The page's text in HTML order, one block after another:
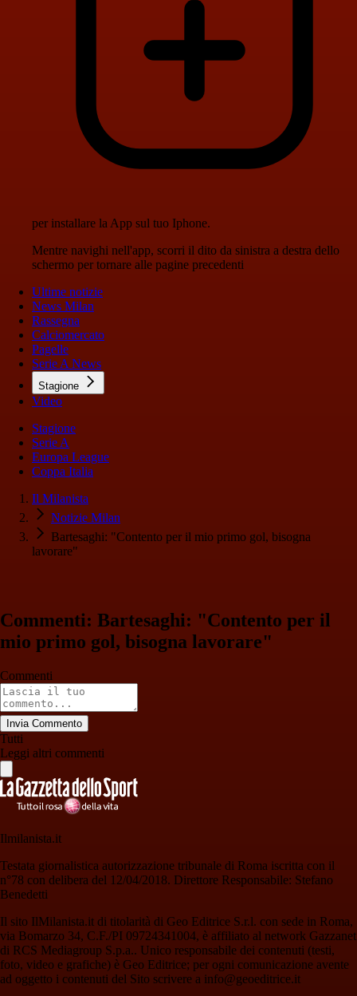
per installare la App sul tuo Iphone.
Mentre navighi nell'app, scorri il dito da sinistra a destra dello
schermo per tornare alle pagine precedenti
Ultime notizie
News Milan
Rassegna
Calciomercato
Pagelle
Serie A News
Stagione
Video
Stagione
Serie A
Europa League
Coppa Italia
Il Milanista
Notizie Milan
Bartesaghi: "Contento per il mio primo gol, bisogna
lavorare"
Commenti: Bartesaghi: "Contento per il
mio primo gol, bisogna lavorare"
Commenti
Invia Commento
Tutti
Leggi altri commenti
Ilmilanista.it
Testata giornalistica autorizzazione tribunale di Roma iscritta con il
n°78 con delibera del 12/04/2018. Direttore Responsabile: Stefano
Benedetti
Il sito IlMilanista.it di titolarità di Geo Editrice S.r.l. con sede in Roma,
via Bomarzo 34, C.F./PI 09724341004, è affiliato al network Gazzanet
di RCS Mediagroup S.p.a.. Unico responsabile dei contenuti (testi,
foto, video e grafiche) è Geo Editrice; per ogni comunicazione avente
ad oggetto i contenuti del Sito scrivere a info@geoeditrice.it